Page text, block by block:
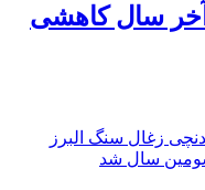
آخر سال کاهشی